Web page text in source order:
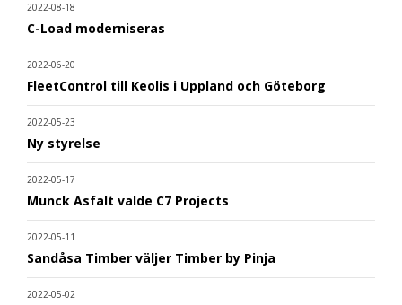
2022-08-18
C-Load moderniseras
2022-06-20
FleetControl till Keolis i Uppland och Göteborg
2022-05-23
Ny styrelse
2022-05-17
Munck Asfalt valde C7 Projects
2022-05-11
Sandåsa Timber väljer Timber by Pinja
2022-05-02